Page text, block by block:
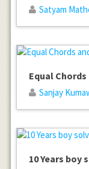
Satyam
Equal
Sanjay
10 Years boy